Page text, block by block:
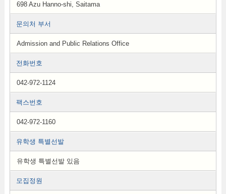
698 Azu Hanno-shi, Saitama
문의처 부서
Admission and Public Relations Office
전화번호
042-972-1124
팩스번호
042-972-1160
유학생 특별선발
유학생 특별선발 있음
모집정원